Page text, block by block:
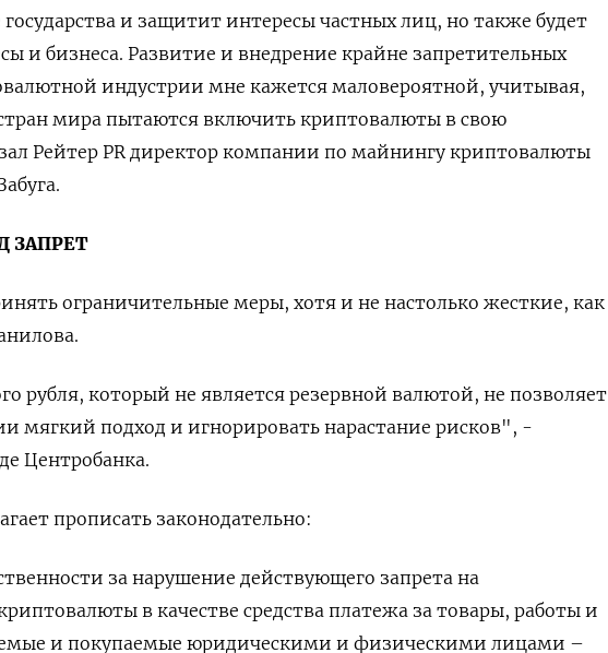
и защитит интересы частных лиц, но также будет
и бизнеса. Развитие и внедрение крайне запретительных
индустрии мне кажется маловероятной, учитывая,
мира пытаются включить криптовалюты в свою
Рейтер PR директор компании по майнингу криптовалюты
ЗАПРЕТ
ограничительные меры, хотя и не настолько жесткие, как
рубля, который не является резервной валютой, не позволяет
мягкий подход и игнорировать нарастание рисков", -
Центробанка.
прописать законодательно:
за нарушение действующего запрета на
в качестве средства платежа за товары, работы и
и покупаемые юридическими и физическими лицами –